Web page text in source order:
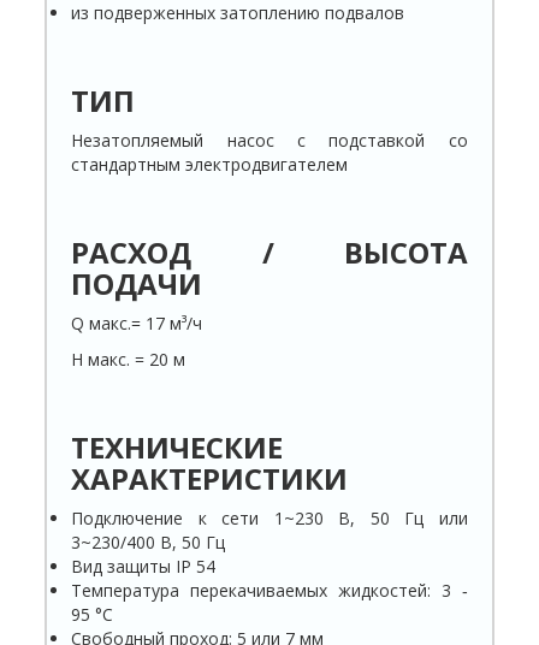
из подверженных затоплению подвалов
ТИП
Незатопляемый насос с подставкой со
стандартным электродвигателем
РАСХОД / ВЫСОТА
ПОДАЧИ
Q макс.= 17 м³/ч
H макс. = 20 м
ТЕХНИЧЕСКИЕ
ХАРАКТЕРИСТИКИ
Подключение к сети 1~230 В, 50 Гц или
3~230/400 В, 50 Гц
Вид защиты IP 54
Температура перекачиваемых жидкостей: 3 ‐
95 °C
Свободный проход: 5 или 7 мм